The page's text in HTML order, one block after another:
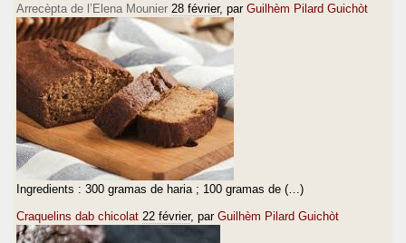
Arrecèpta de l’Elena Mounier 28 février, par Guilhèm Pilard Guichòt
Ingredients : 300 gramas de haria ; 100 gramas de (…)
Craquelins dab chicolat 22 février, par Guilhèm Pilard Guichòt